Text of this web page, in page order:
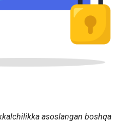
asoslangan boshqa